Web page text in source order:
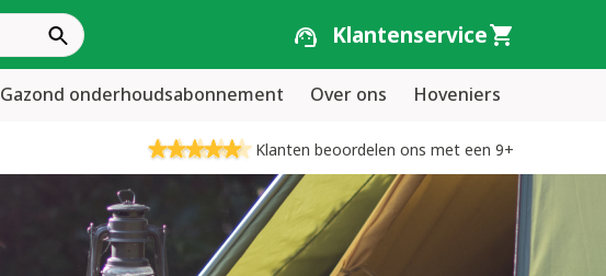
Klantenservice
Gazond onderhoudsabonnement Over ons Hoveniers
Klanten beoordelen ons met een 9+